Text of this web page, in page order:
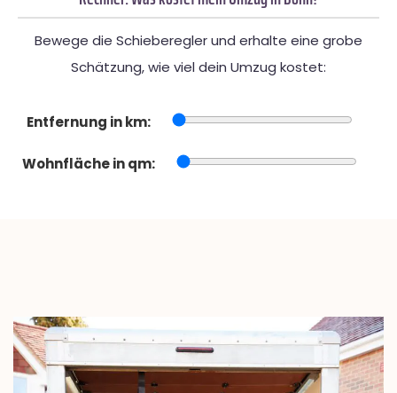
Bewege die Schieberegler und erhalte eine grobe
Schätzung, wie viel dein Umzug kostet:
Entfernung in km:
Wohnfläche in qm: